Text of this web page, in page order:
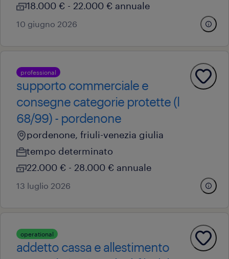
18.000 € - 22.000 € annuale
10 giugno 2026
professional
supporto commerciale e
consegne categorie protette (l
68/99) - pordenone
pordenone, friuli-venezia giulia
tempo determinato
22.000 € - 28.000 € annuale
13 luglio 2026
operational
addetto cassa e allestimento